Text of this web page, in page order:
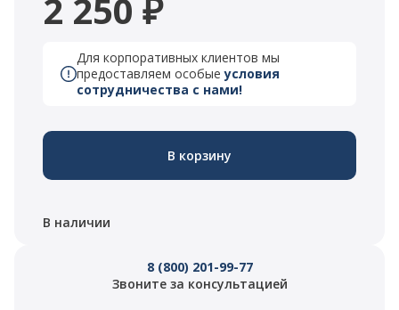
2 250 ₽
Для корпоративных клиентов мы
предоставляем особыеусловия
сотрудничества с нами!
В корзину
В наличии
8 (800) 201-99-77
Звоните за консультацией